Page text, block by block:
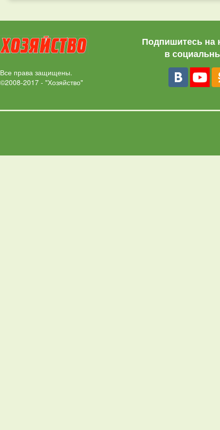
Все права защищены.
©2008-2017 - "Хозяйство"
Подпишитесь на
в